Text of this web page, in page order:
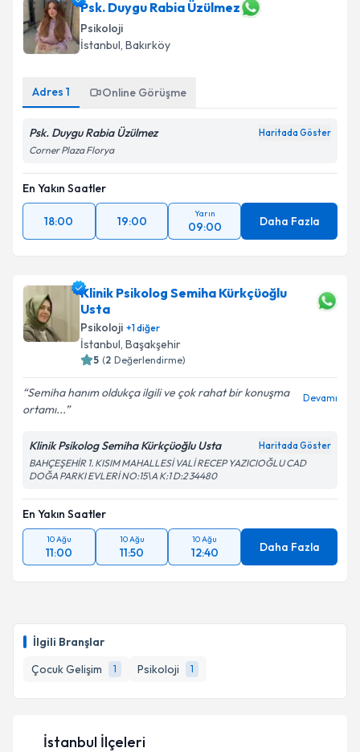
İlgili Branşlar
Çocuk Gelişim
1 Psikoloji 1
Psk. Duygu Rabia Üzülmez
Psikoloji
İstanbul, Bakırköy
Adres 1 Online Görüşme
Psk. Duygu Rabia Üzülmez Haritada Göster
Corner Plaza Florya
En Yakın Saatler
18:00 19:00
Yarın
09:00 Daha Fazla
Klinik Psikolog Semiha Kürkçüoğlu
Usta
Psikoloji +1diğer
İstanbul, Başakşehir
5 (2 Değerlendirme)
Semiha hanım oldukça ilgili ve çok rahat bir konuşma
ortamı...
Devamı
Klinik Psikolog Semiha Kürkçüoğlu Usta Haritada Göster
BAHÇEŞEHİR 1. KISIM MAHALLESİ VALİ RECEP YAZICIOĞLU CAD
DOĞA PARKI EVLERİ NO:15\A K:1 D:2 34480
En Yakın Saatler
10 Ağu
11:00
10 Ağu
11:50
10 Ağu
12:40 Daha Fazla
İstanbul İlçeleri